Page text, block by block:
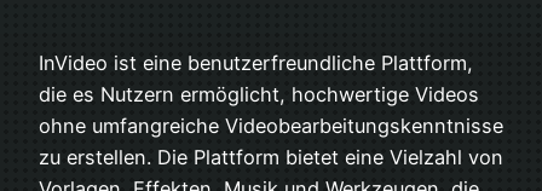
InVideo ist eine benutzerfreundliche Plattform,
die es Nutzern ermöglicht, hochwertige Videos
ohne umfangreiche Videobearbeitungskenntnisse
zu erstellen. Die Plattform bietet eine Vielzahl von